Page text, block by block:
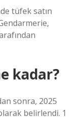
tüfek satın
kadar?
sonra, 2025
belirlendi. 1